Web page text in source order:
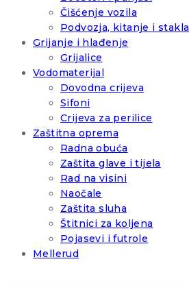
Čišćenje vozila
Podvozja, kitanje i stakla
Grijanje i hlađenje
Grijalice
Vodomaterijal
Dovodna crijeva
Sifoni
Crijeva za perilice
Zaštitna oprema
Radna obuća
Zaštita glave i tijela
Rad na visini
Naočale
Zaštita sluha
Štitnici za koljena
Pojasevi i futrole
Mellerud